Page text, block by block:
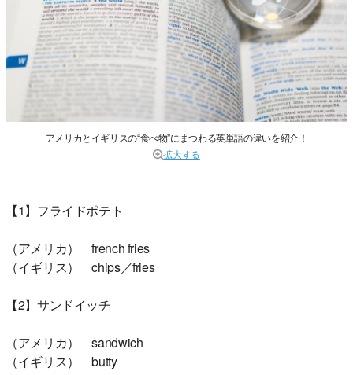
アメリカとイギリスの“食べ物”にまつわる英単語の違いを紹介！
拡大する
【1】フライドポテト
（アメリカ） french fries
（イギリス） chips／fries
【2】サンドイッチ
（アメリカ） sandwich
（イギリス） butty